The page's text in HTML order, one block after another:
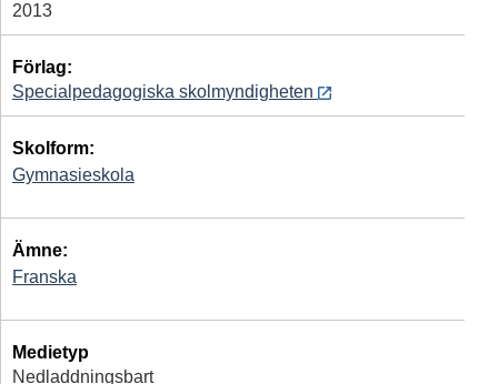
2013
Förlag:
Specialpedagogiska skolmyndigheten
Skolform:
Gymnasieskola
Ämne:
Franska
Medietyp
Nedladdningsbart